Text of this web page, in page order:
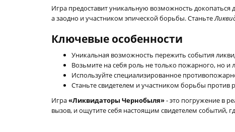
Игра предоставит уникальную возможность
а заодно и участником эпической борьбы. Станьте
Ключевые особенности
Уникальная возможность пережить события
Возьмите на себя роль не только пожарного, но
Используйте специализированное
Станьте свидетелем и участником борьбы
Игра«Ликвидаторы Чернобыля»- это погружение в
вызов, и ощутите себя настоящим свидетелем событий,